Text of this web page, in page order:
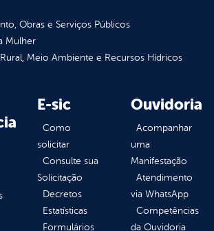
Obras e Serviços Públicos
Mulher
Meio Ambiente e Recursos Hídricos
E-sic
Como
solicitar
Consulte sua
Solicitação
Decretos
Estatísticas
Formulários
Ouvidoria
Acompanhar
uma
Manifestação
Atendimento
via WhatsApp
Competências
da Ouvidoria